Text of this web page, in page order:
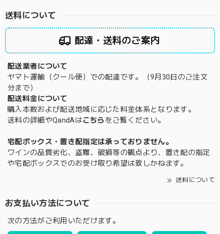
送料について
配達・送料のご案内
配送業者について
ヤマト運輸（クール便）での配達です。（9月30日のご注文
分まで）
配送料金について
購入本数および配送地域に応じた料金体系となります。
送料の詳細やQandAはこちら をご覧ください。
宅配ボックス・置き配指定は承っておりません。
ワインの品質劣化、盗難、破損等の観点より、置き配の指定
や宅配ボックスでのお受け取り希望は致しかねます。
送料について
お支払い方法について
次の方法がご利用いただけます。